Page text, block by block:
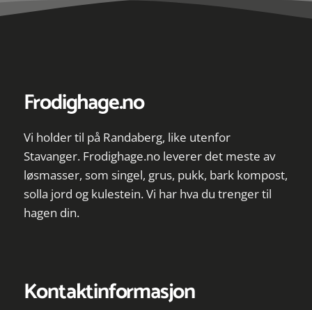
Frodighage.no
Vi holder til på Randaberg, like utenfor
Stavanger. Frodighage.no leverer det meste av
løsmasser, som singel, grus, pukk, bark kompost,
solla jord og kulestein. Vi har hva du trenger til
hagen din.
Kontaktinformasjon